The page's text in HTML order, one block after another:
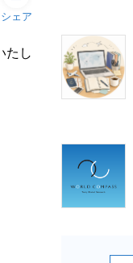
シェア
たし